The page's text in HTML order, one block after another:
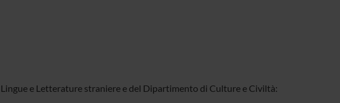
e Letterature straniere e del Dipartimento di Culture e Civiltà: